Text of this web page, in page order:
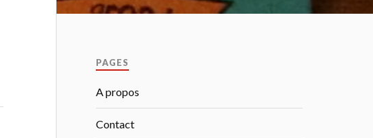
PAGES
A propos
Contact